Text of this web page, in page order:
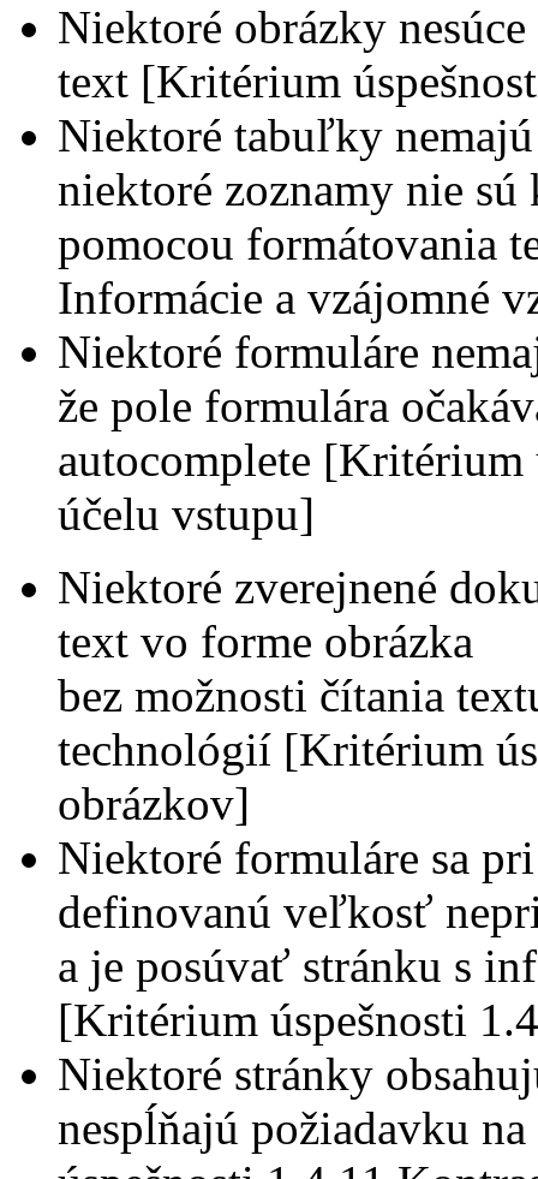
Niektoré obrázky
text [Kritérium
Niektoré tabuľky
niektoré zoznamy nie
pomocou formátovania
Informácie a vzájomné
Niektoré formuláre
že pole formulára
autocomplete
účelu vstupu]
Niektoré zverejnené
text vo forme obrázka
bez možnosti čítania
technológií [Kritérium
obrázkov]
Niektoré formuláre sa
definovanú veľkosť
a je posúvať stránku s
[Kritérium úspešnosti
Niektoré stránky
nespĺňajú požiadavku